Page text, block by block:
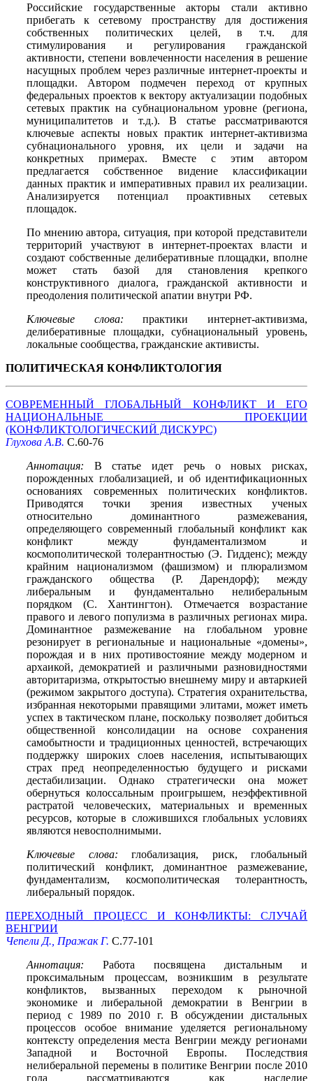
Российские государственные акторы стали активно
прибегать к сетевому пространству для достижения
собственных политических целей, в т.ч. для
стимулирования и регулирования гражданской
активности, степени вовлеченности населения в решение
насущных проблем через различные интернет-проекты и
площадки. Автором подмечен переход от крупных
федеральных проектов к вектору актуализации подобных
сетевых практик на субнациональном уровне (региона,
муниципалитетов и т.д.). В статье рассматриваются
ключевые аспекты новых практик интернет-активизма
субнационального уровня, их цели и задачи на
конкретных примерах. Вместе с этим автором
предлагается собственное видение классификации
данных практик и императивных правил их реализации.
Анализируется потенциал проактивных сетевых
площадок.
По мнению автора, ситуация, при которой представители
территорий участвуют в интернет-проектах власти и
создают собственные делиберативные площадки, вполне
может стать базой для становления крепкого
конструктивного диалога, гражданской активности и
преодоления политической апатии внутри РФ.
Ключевые слова: практики интернет-активизма,
делиберативные площадки, субнациональный уровень,
локальные сообщества, гражданские активисты.
ПОЛИТИЧЕСКАЯ КОНФЛИКТОЛОГИЯ
СОВРЕМЕННЫЙ ГЛОБАЛЬНЫЙ КОНФЛИКТ И ЕГО
НАЦИОНАЛЬНЫЕ ПРОЕКЦИИ
(КОНФЛИКТОЛОГИЧЕСКИЙ ДИСКУРС)
Глухова А.В. С.60-76
Аннотация: В статье идет речь о новых рисках,
порожденных глобализацией, и об идентификационных
основаниях современных политических конфликтов.
Приводятся точки зрения известных ученых
относительно доминантного размежевания,
определяющего современный глобальный конфликт как
конфликт между фундаментализмом и
космополитической толерантностью (Э. Гидденс); между
крайним национализмом (фашизмом) и плюрализмом
гражданского общества (Р. Дарендорф); между
либеральным и фундаментально нелиберальным
порядком (С. Хантингтон). Отмечается возрастание
правого и левого популизма в различных регионах мира.
Доминантное размежевание на глобальном уровне
резонирует в региональные и национальные «домены»,
порождая и в них противостояние между модерном и
архаикой, демократией и различными разновидностями
авторитаризма, открытостью внешнему миру и автаркией
(режимом закрытого доступа). Стратегия охранительства,
избранная некоторыми правящими элитами, может иметь
успех в тактическом плане, поскольку позволяет добиться
общественной консолидации на основе сохранения
самобытности и традиционных ценностей, встречающих
поддержку широких слоев населения, испытывающих
страх пред неопределенностью будущего и рисками
дестабилизации. Однако стратегически она может
обернуться колоссальным проигрышем, неэффективной
растратой человеческих, материальных и временных
ресурсов, которые в сложившихся глобальных условиях
являются невосполнимыми.
Ключевые слова: глобализация, риск, глобальный
политический конфликт, доминантное размежевание,
фундаментализм, космополитическая толерантность,
либеральный порядок.
ПЕРЕХОДНЫЙ ПРОЦЕСС И КОНФЛИКТЫ: СЛУЧАЙ
ВЕНГРИИ
Чепели Д., Пражак Г. С.77-101
Аннотация: Работа посвящена дистальным и
проксимальным процессам, возникшим в результате
конфликтов, вызванных переходом к рыночной
экономике и либеральной демократии в Венгрии в
период с 1989 по 2010 г. В обсуждении дистальных
процессов особое внимание уделяется региональному
контексту определения места Венгрии между регионами
Западной и Восточной Европы. Последствия
нелиберальной перемены в политике Венгрии после 2010
года рассматриваются как наследие